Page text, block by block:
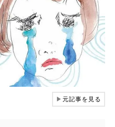
▶元記事を見る